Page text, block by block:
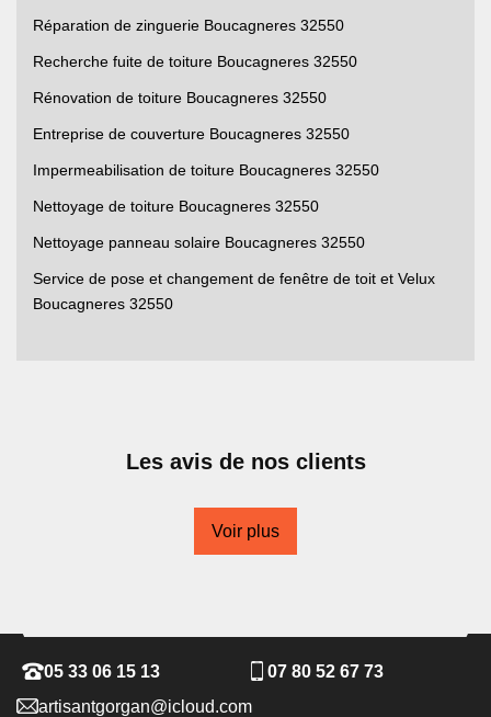
Réparation de zinguerie Boucagneres 32550
Recherche fuite de toiture Boucagneres 32550
Rénovation de toiture Boucagneres 32550
Entreprise de couverture Boucagneres 32550
Impermeabilisation de toiture Boucagneres 32550
Nettoyage de toiture Boucagneres 32550
Nettoyage panneau solaire Boucagneres 32550
Service de pose et changement de fenêtre de toit et Velux
Boucagneres 32550
Les avis de nos clients
Voir plus
05 33 06 15 13
07 80 52 67 73
artisantgorgan@icloud.com